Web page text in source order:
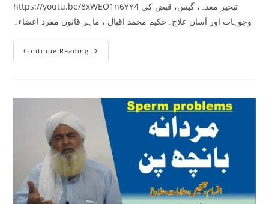
https://youtu.be/8xWEO1n6YY4 تبخیر معدہ، گیس، قبض کی
وجوہات اور آسان علاج۔حکیم محمد اقبال ، ماہر قانون مفرد اعضاء۔
Continue Reading تبخیر
معدہ